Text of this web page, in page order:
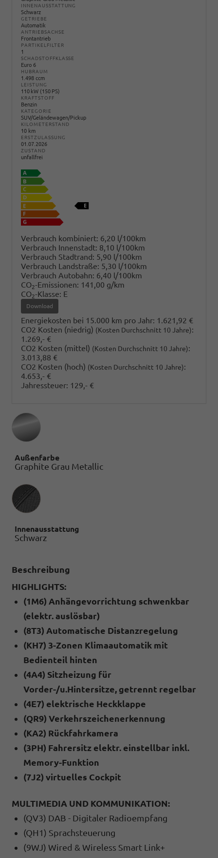
INNENAUSSTATTUNG
Schwarz
GETRIEBE
Automatik
ANTRIEBSACHSE
Frontantrieb
PARTIKELFILTER
1
SCHADSTOFFKLASSE
Euro 6
HUBRAUM
1.498 ccm
LEISTUNG
110 kW (150 PS)
KRAFTSTOFF
Benzin
KATEGORIE
SUV/Geländewagen/Pickup
KILOMETERSTAND
10 km
ERSTZULASSUNG
01.07.2026
ZUSTAND
unfallfrei
Verbrauch kombiniert: 6,20 l/100km
Verbrauch Innenstadt: 8,10 l/100km
Verbrauch Stadtrand: 5,90 l/100km
Verbrauch Landstraße: 5,30 l/100km
Verbrauch Autobahn: 6,40 l/100km
CO2-Emissionen: 141,00 g/km
CO2-Klasse: E
Download
Energiekosten bei 15.000 km pro Jahr: 1.621,92 €
CO2 Kosten (niedrig) (Kosten Durchschnitt 10 Jahre):
1.269,- €
CO2 Kosten (mittel) (Kosten Durchschnitt 10 Jahre):
3.013,88 €
CO2 Kosten (hoch) (Kosten Durchschnitt 10 Jahre):
4.653,- €
Jahressteuer: 129,- €
Außenfarbe
Graphite Grau Metallic
Innenausstattung
Innenausstattung
Schwarz
Beschreibung
HIGHLIGHTS:
(1M6) Anhängevorrichtung schwenkbar
(elektr. auslösbar)
(8T3) Automatische Distanzregelung
(KH7) 3-Zonen Klimaautomatik mit
Bedienteil hinten
(4A4) Sitzheizung für
Vorder-/u.Hintersitze, getrennt regelbar
(4E7) elektrische Heckklappe
(QR9) Verkehrszeichenerkennung
(KA2) Rückfahrkamera
(3PH) Fahrersitz elektr. einstellbar inkl.
Memory-Funktion
(7J2) virtuelles Cockpit
MULTIMEDIA UND KOMMUNIKATION:
(QV3) DAB - Digitaler Radioempfang
(QH1) Sprachsteuerung
(9WJ) Wired & Wireless Smart Link+